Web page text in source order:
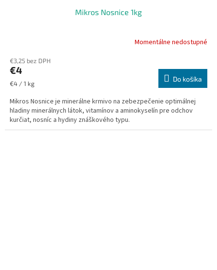
Mikros Nosnice 1kg
Momentálne nedostupné
€3,25 bez DPH
€4
Jednotková
€4 / 1 kg
Do košíka
Mikros Nosnice je minerálne krmivo na zebezpečenie optimálnej
hladiny minerálnych látok, vitamínov a aminokyselín pre odchov
kurčiat, nosníc a hydiny znáškového typu.